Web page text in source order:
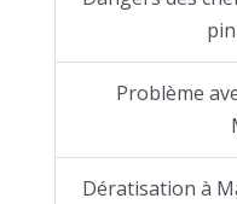
Problème
Dératisation à